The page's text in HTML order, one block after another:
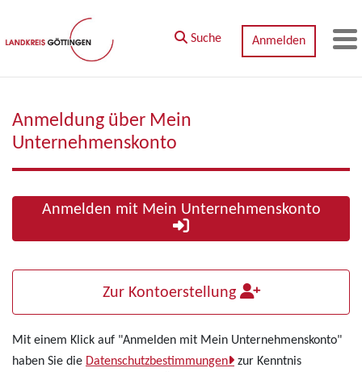
Zum Hauptinhalt springen
Suche Anmelden
Anmeldung über Mein
Unternehmenskonto
Anmelden mit Mein Unternehmenskonto
Zur Kontoerstellung
Mit einem Klick auf "Anmelden mit Mein Unternehmenskonto"
haben Sie die Datenschutzbestimmungen
zur Kenntnis